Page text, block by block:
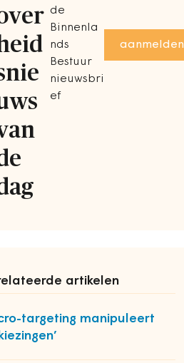
de
Binnenla
nds
Bestuur
nieuwsbri
ef
aanmelden
artikelen
targeting manipuleert